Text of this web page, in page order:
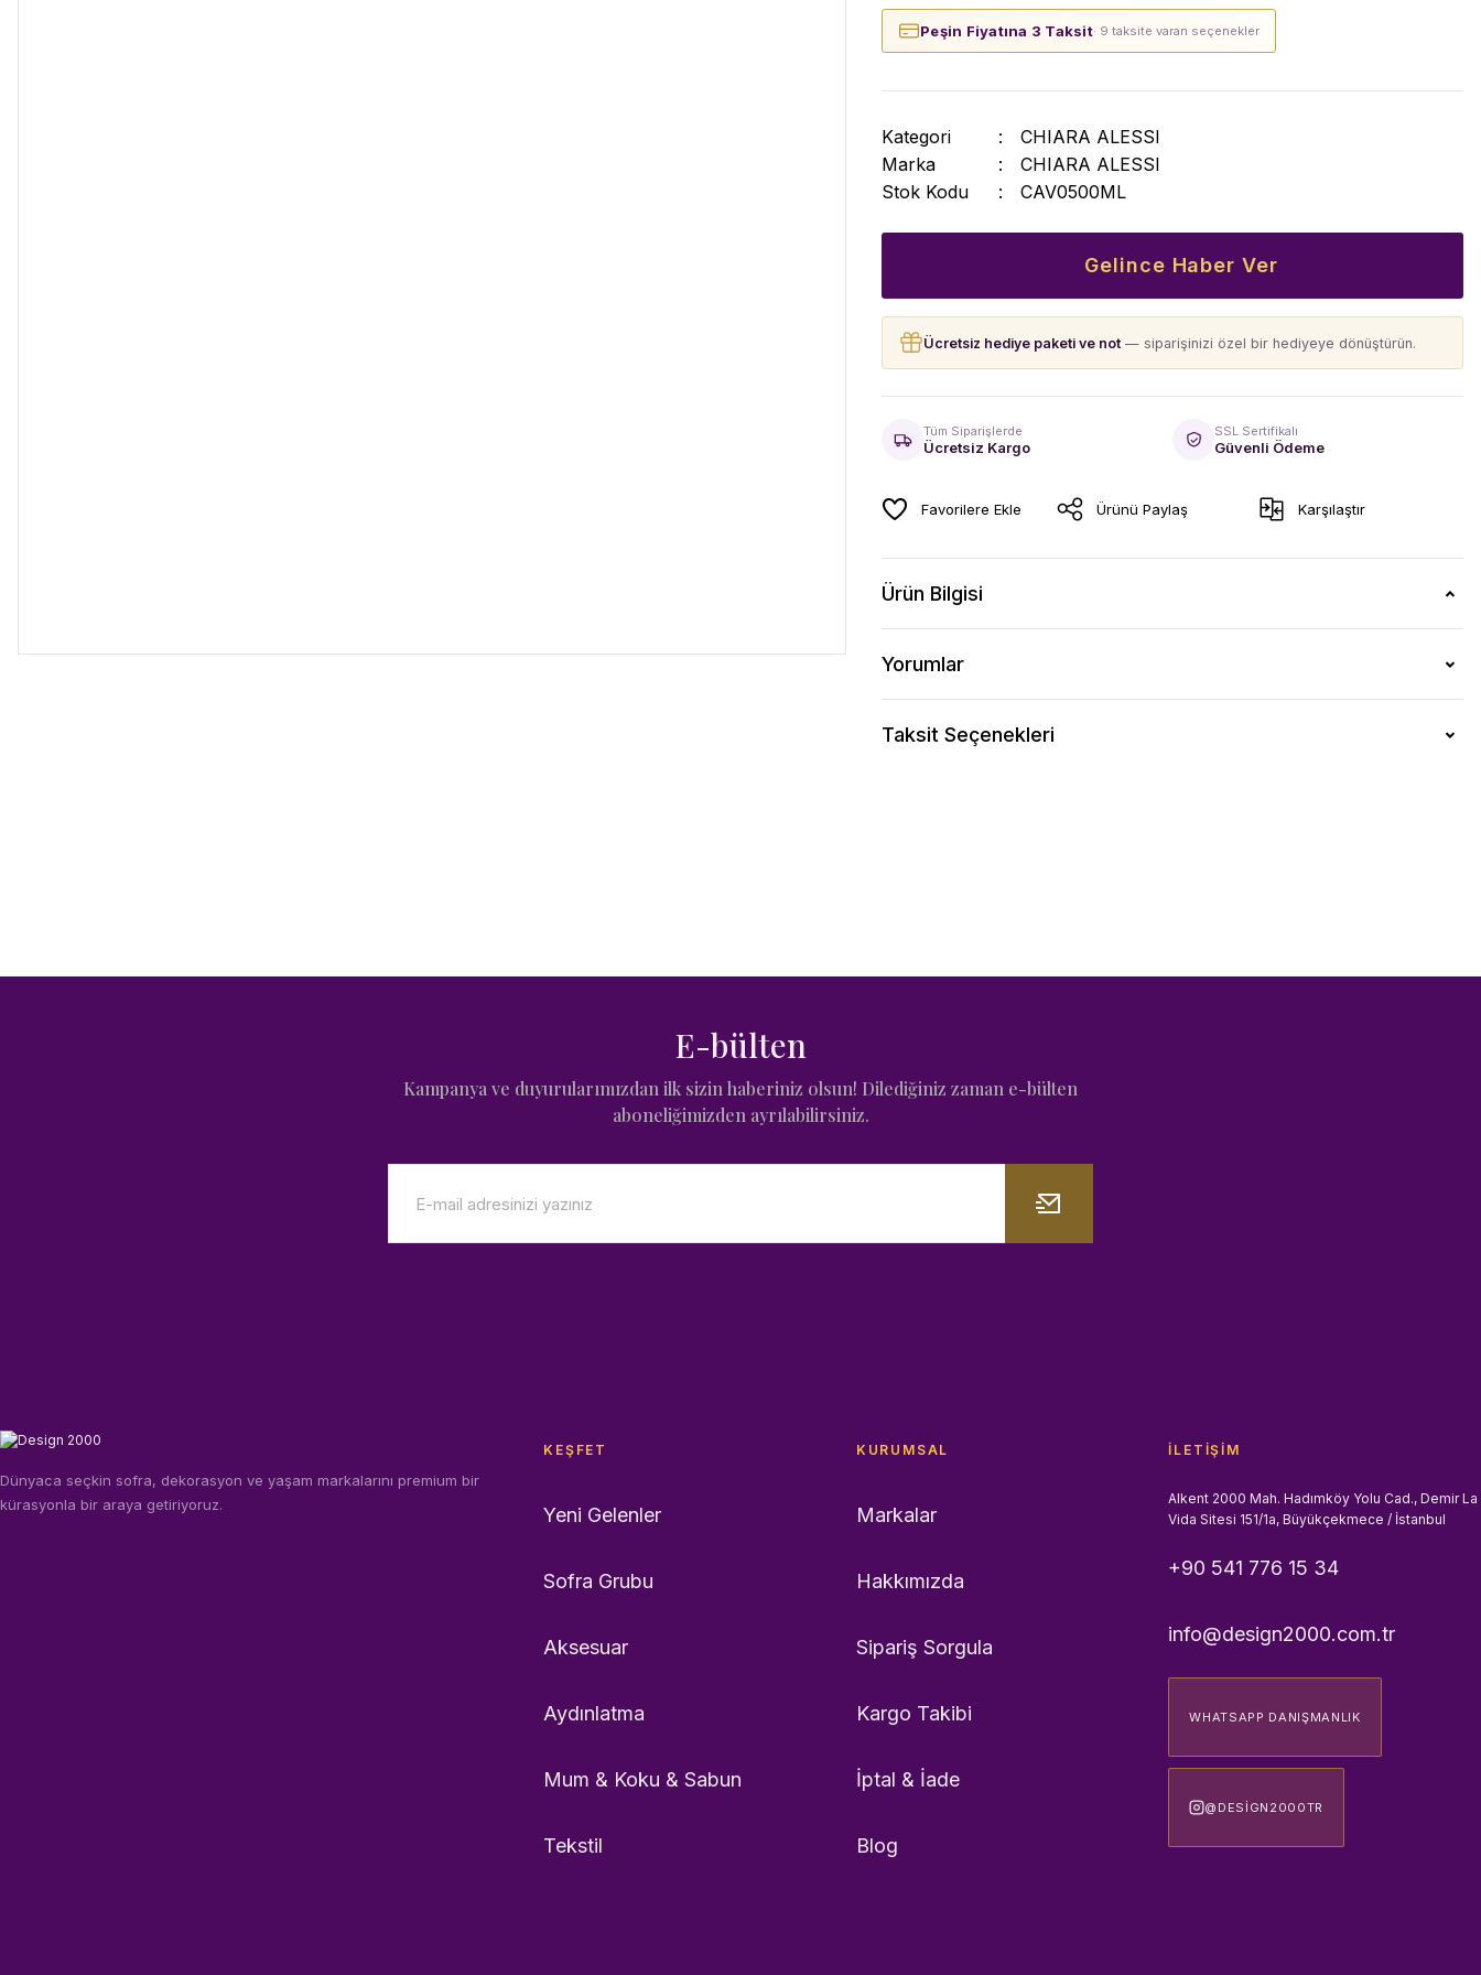
Peşin Fiyatına 3 Taksit· 9 taksite varan seçenekler
Kategori
CHIARA ALESSI
Marka
CHIARA ALESSI
Stok Kodu
CAV0500ML
Gelince Haber Ver
Ücretsiz hediye paketi ve not — siparişinizi özel bir hediyeye dönüştürün.
Tüm Siparişlerde
Ücretsiz Kargo
SSL Sertifikalı
Güvenli Ödeme
Ürünü Paylaş Karşılaştır
Ürün Bilgisi
Yorumlar
Taksit Seçenekleri
E-bülten
Kampanya ve duyurularımızdan ilk sizin haberiniz olsun! Dilediğiniz zaman e-bülten
aboneliğimizden ayrılabilirsiniz.
Dünyaca seçkin sofra, dekorasyon ve yaşam markalarını premium bir
kürasyonla bir araya getiriyoruz.
KEŞFET
Yeni Gelenler
Sofra Grubu
Aksesuar
Aydınlatma
Mum & Koku & Sabun
Tekstil
KURUMSAL
Markalar
Hakkımızda
Sipariş Sorgula
Kargo Takibi
İptal & İade
Blog
İLETIŞIM
Alkent 2000 Mah. Hadımköy Yolu Cad., Demir La
Vida Sitesi 151/1a, Büyükçekmece / İstanbul
+90 541 776 15 34
info@design2000.com.tr
WHATSAPP DANIŞMANLIK
@DESIGN2000TR